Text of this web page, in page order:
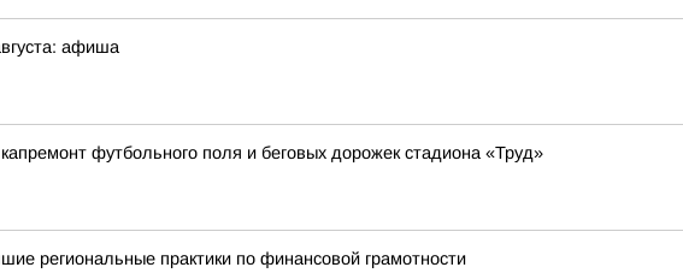
афиша
футбольного поля и беговых дорожек стадиона «Труд»
региональные практики по финансовой грамотности